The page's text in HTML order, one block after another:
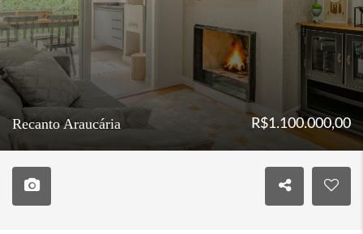
Recanto Araucária R$1.100.000,00